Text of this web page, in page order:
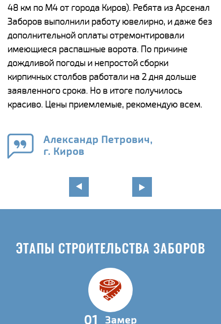
48 км по М4 от города Киров). Ребята из Арсенал
Заборов выполнили работу ювелирно, и даже без
дополнительной оплаты отремонтировали
имеющиеся распашные ворота. По причине
дождливой погоды и непростой сборки
кирпичных столбов работали на 2 дня дольше
заявленного срока. Но в итоге получилось
красиво. Цены приемлемые, рекомендую всем.
Александр Петрович,
г. Киров
ЭТАПЫ СТРОИТЕЛЬСТВА ЗАБОРОВ
01 Замер